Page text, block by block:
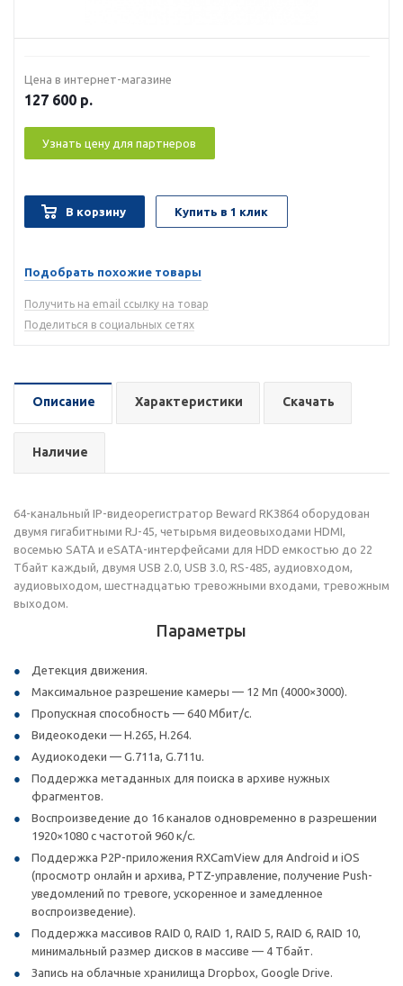
Цена в интернет-магазине
127 600 р.
Узнать цену для партнеров
В корзину Купить в 1 клик
Подобрать похожие товары
Получить на email ссылку на товар
Поделиться в социальных сетях
Описание Характеристики Скачать
Наличие
64-канальный IP-видеорегистратор Beward RK3864 оборудован
двумя гигабитными RJ-45, четырьмя видеовыходами HDMI,
восемью SATA и eSATA-интерфейсами для HDD емкостью до 22
Тбайт каждый, двумя USB 2.0, USB 3.0, RS-485, аудиовходом,
аудиовыходом, шестнадцатью тревожными входами, тревожным
выходом.
Параметры
Детекция движения.
Максимальное разрешение камеры — 12 Мп (4000×3000).
Пропускная способность — 640 Мбит/с.
Видеокодеки — H.265, H.264.
Аудиокодеки — G.711a, G.711u.
Поддержка метаданных для поиска в архиве нужных
фрагментов.
Воспроизведение до 16 каналов одновременно в разрешении
1920×1080 с частотой 960 к/с.
Поддержка P2P-приложения RXCamView для Android и iOS
(просмотр онлайн и архива, PTZ-управление, получение Push-
уведомлений по тревоге, ускоренное и замедленное
воспроизведение).
Поддержка массивов RAID 0, RAID 1, RAID 5, RAID 6, RAID 10,
минимальный размер дисков в массиве — 4 Тбайт.
Запись на облачные хранилища Dropbox, Google Drive.